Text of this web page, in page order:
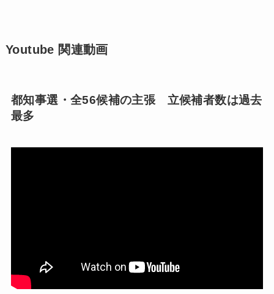
Youtube 関連動画
都知事選・全56候補の主張 立候補者数は過去
最多